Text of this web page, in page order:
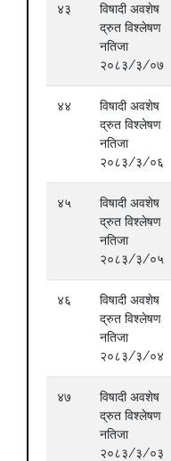
४३
विषादी अवशेष
द्रुत विश्लेषण
नतिजा
२०८३/३/०७
४४
विषादी अवशेष
द्रुत विश्लेषण
नतिजा
२०८३/३/०६
४५
विषादी अवशेष
द्रुत विश्लेषण
नतिजा
२०८३/३/०५
४६
विषादी अवशेष
द्रुत विश्लेषण
नतिजा
२०८३/३/०४
४७
विषादी अवशेष
द्रुत विश्लेषण
नतिजा
२०८३/३/०३